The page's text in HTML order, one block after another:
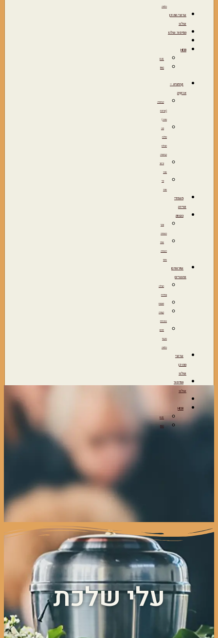
הלוויה
ערוצי התוכן
שלנו
הסיפור שלנו
HEB
RUS
ENG
קרמציה –
אוֹפְרָה
קרמציה
(שריפת
גופה)
מה
כוללת
חבילת
קרמציה
פיזור
אפר
כדי
אפר
מעמדי
פרידה
הנצחה
ערבי
הנצחה
אתר
הנצחה
אישי
שירותים
ומוצרים
חבילה
עתידית
מצבות
קבורה
אזרחית
ארגון
טקסי
הלוויה
ערוצי
התוכן
שלנו
הסיפור
שלנו
HEB
RUS
ENG
עלי שלכת